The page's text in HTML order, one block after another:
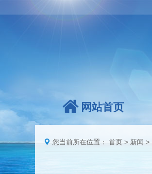
网站首页
您当前所在位置： 首页 > 新闻 >